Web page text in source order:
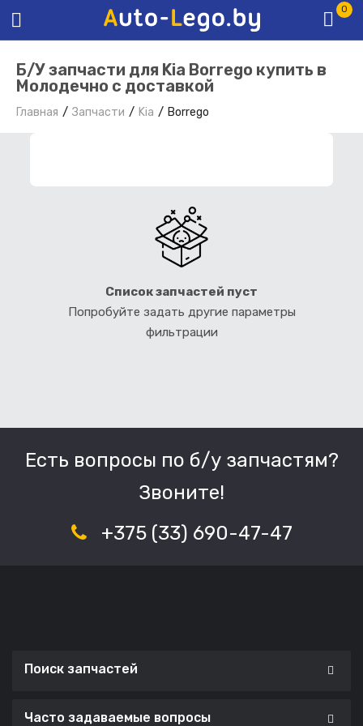
0
Б/У запчасти для Kia Borrego купить в
Молодечно с доставкой
Главная Запчасти Kia Borrego
Список запчастей пуст
Попробуйте задать другие параметры
фильтрации
Есть вопросы по б/у запчастям?
Звоните!
+375 (33) 690-47-47
Поиск запчастей
Часто задаваемые вопросы